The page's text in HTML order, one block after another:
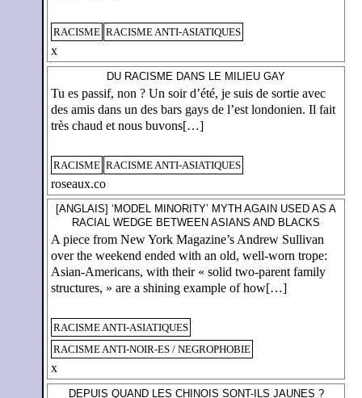
RACISME RACISME ANTI-ASIATIQUES
x
DU RACISME DANS LE MILIEU GAY
Tu es passif, non ? Un soir d’été, je suis de sortie avec
des amis dans un des bars gays de l’est londonien. Il fait
très chaud et nous buvons[…]
RACISME RACISME ANTI-ASIATIQUES
roseaux.co
[ANGLAIS] ‘MODEL MINORITY’ MYTH AGAIN USED AS A
RACIAL WEDGE BETWEEN ASIANS AND BLACKS
A piece from New York Magazine’s Andrew Sullivan
over the weekend ended with an old, well-worn trope:
Asian-Americans, with their « solid two-parent family
structures, » are a shining example of how[…]
RACISME ANTI-ASIATIQUES
RACISME ANTI-NOIR-ES / NEGROPHOBIE
x
DEPUIS QUAND LES CHINOIS SONT-ILS JAUNES ?